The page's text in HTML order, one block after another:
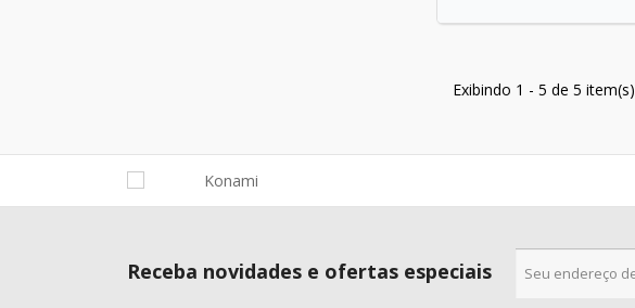
Exibindo 1 - 5 de 5 item(s)
Receba novidades e ofertas especiais